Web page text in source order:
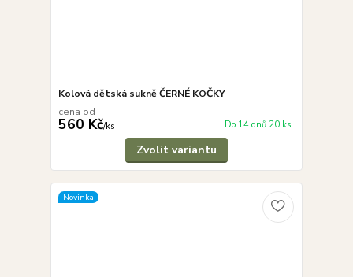
Kolová dětská sukně ČERNÉ KOČKY
cena od
560 Kč/ks Do 14 dnů 20 ks
Zvolit variantu
Novinka